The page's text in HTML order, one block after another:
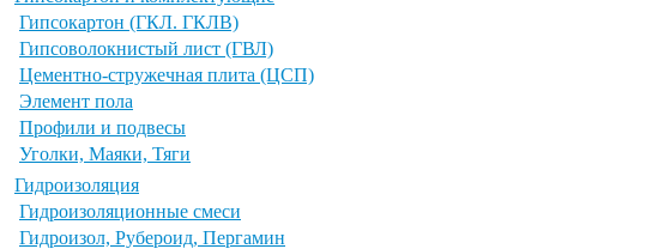
Гипсокартон (ГКЛ. ГКЛВ)
Гипсоволокнистый лист (ГВЛ)
Цементно-стружечная плита (ЦСП)
Элемент пола
Профили и подвесы
Уголки, Маяки, Тяги
Гидроизоляция
Гидроизоляционные смеси
Гидроизол, Рубероид, Пергамин